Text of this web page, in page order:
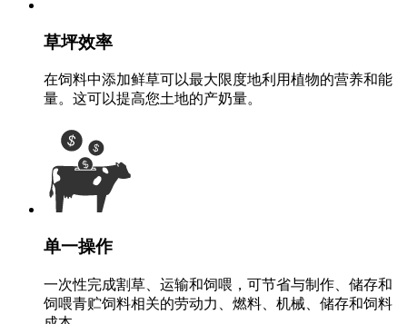
草坪效率
在饲料中添加鲜草可以最大限度地利用植物的营养和能
量。这可以提高您土地的产奶量。
单一操作
一次性完成割草、运输和饲喂，可节省与制作、储存和
饲喂青贮饲料相关的劳动力、燃料、机械、储存和饲料